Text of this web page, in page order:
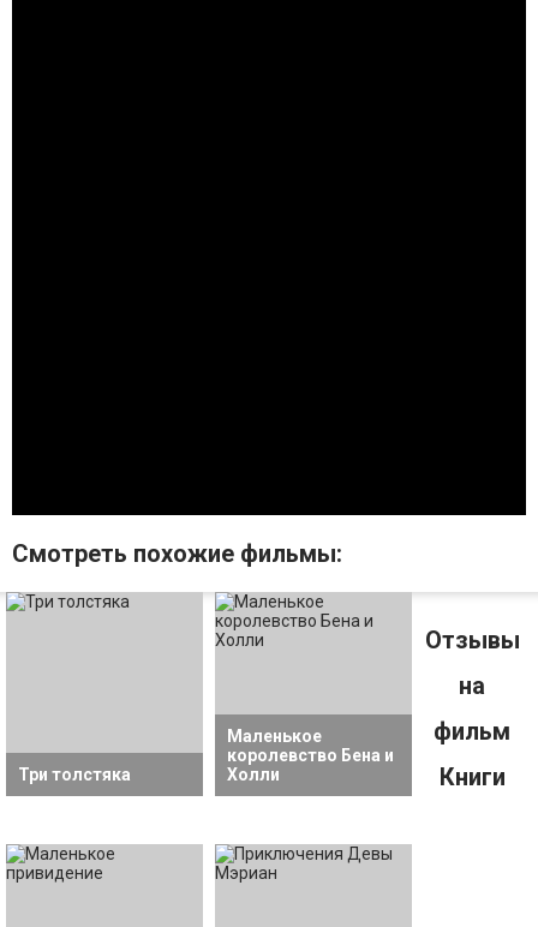
Смотрeть похожие фильмы:
Три толстяка
Маленькое
королевство Бена и
Холли
Отзывы
на
фильм
Книги